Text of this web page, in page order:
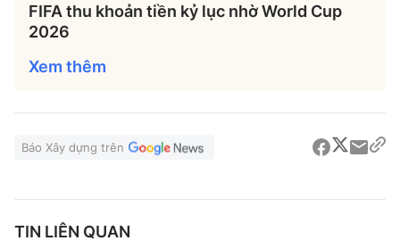
FIFA thu khoản tiền kỷ lục nhờ World Cup
2026
Xem thêm
Báo Xây dựng trên
TIN LIÊN QUAN